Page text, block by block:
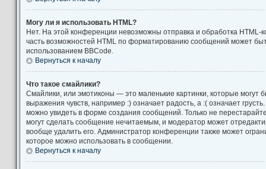
Могу ли я использовать HTML?
Нет. На этой конференции невозможны отправка и обработка
часть возможностей HTML по форматированию сообщений может
использованием BBCode.
Вернуться к началу
Что такое смайлики?
Смайлики, или эмотиконы — это маленькие картинки, которые могут
выражения чувств, например :) означает радость, а :( означает
можно увидеть в форме создания сообщений. Только не
могут сделать сообщение нечитаемым, и модератор может
вообще удалить его. Администратор конференции также может
которое можно использовать в сообщении.
Вернуться к началу